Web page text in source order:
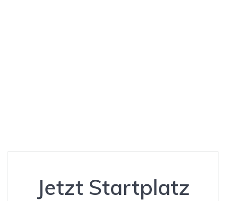
Jetzt Startplatz